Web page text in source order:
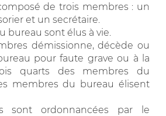
de trois membres : un
et un secrétaire.
bureau sont élus à vie.
démissionne, décède ou
pour faute grave ou à la
quarts des membres du
membres du bureau élisent
sont ordonnancées par le